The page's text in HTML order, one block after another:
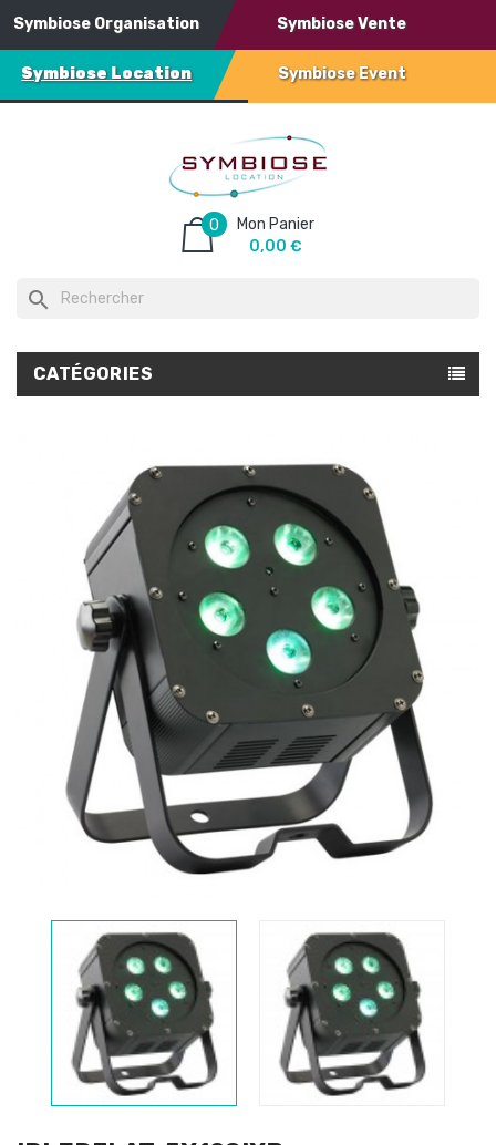
Symbiose Organisation Symbiose Vente
Symbiose Location Symbiose Event
Mon Panier
0
0,00 €
search
CATÉGORIES